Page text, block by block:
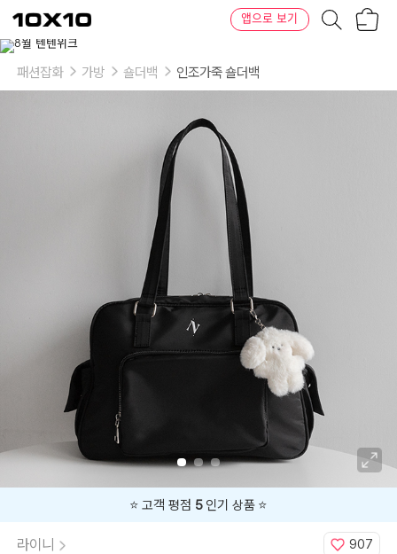
텐
바
텐
앱으로 보기
이
상
패션잡화 가방 숄더백 인조가죽 숄더백
⭐️ 고객 평점 5인기 상품 ⭐️
라이니 907